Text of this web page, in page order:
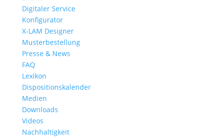
Digitaler Service
Konfigurator
X-LAM Designer
Musterbestellung
Presse & News
FAQ
Lexikon
Dispositionskalender
Medien
Downloads
Videos
Nachhaltigkeit